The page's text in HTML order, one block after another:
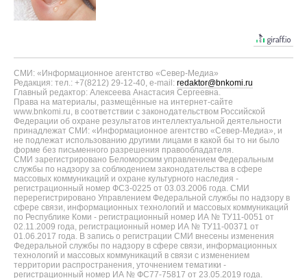
СМИ: «Информационное агентство «Север-Медиа»
Редакция: тел.: +7(8212) 29-12-40, e-mail: redaktor@bnkomi.ru
Главный редактор: Алексеева Анастасия Сергеевна.
Права на материалы, размещённые на интернет-сайте
www.bnkomi.ru, в соответствии с законодательством Российской
Федерации об охране результатов интеллектуальной деятельности
принадлежат СМИ: «Информационное агентство «Север-Медиа», и
не подлежат использованию другими лицами в какой бы то ни было
форме без письменного разрешения правообладателя.
СМИ зарегистрировано Беломорским управлением Федеральным
службы по надзору за соблюдением законодательства в сфере
массовых коммуникаций и охране культурного наследия -
регистрационный номер ФС3-0225 от 03.03.2006 года. СМИ
перерегистрировано Управлением Федеральной службы по надзору в
сфере связи, информационных технологий и массовых коммуникаций
по Республике Коми - регистрационный номер ИА № ТУ11-0051 от
02.11.2009 года, регистрационный номер ИА № ТУ11-00371 от
01.06.2017 года. В запись о регистрации СМИ внесены изменения
Федеральной службы по надзору в сфере связи, информационных
технологий и массовых коммуникаций в связи с изменением
территории распространения, уточнением тематики -
регистрационный номер ИА № ФС77-75817 от 23.05.2019 года.